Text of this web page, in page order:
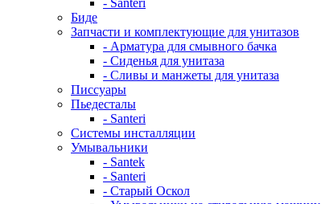
- Santeri
Биде
Запчасти и комплектующие для унитазов
- Арматура для смывного бачка
- Сиденья для унитаза
- Сливы и манжеты для унитаза
Писсуары
Пьедесталы
- Santeri
Системы инсталляции
Умывальники
- Santek
- Santeri
- Старый Оскол